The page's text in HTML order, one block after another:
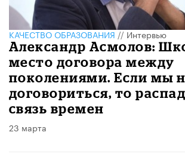
КАЧЕСТВО ОБРАЗОВАНИЯ//Интервью
Александр Асмолов:
место договора между
поколениями. Если мы
договориться, то
связь времен
23 марта